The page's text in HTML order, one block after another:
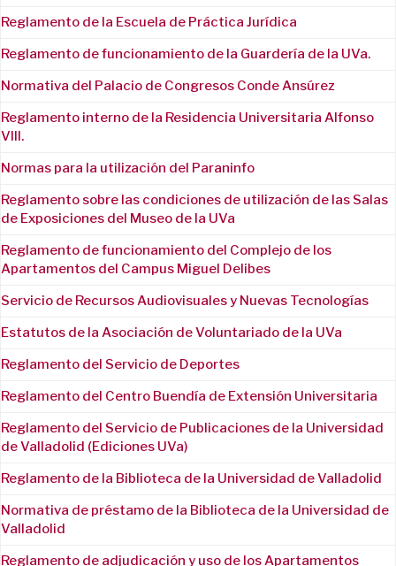
Reglamento de la Escuela de Práctica Jurídica
Reglamento de funcionamiento de la Guardería de la UVa.
Normativa del Palacio de Congresos Conde Ansúrez
Reglamento interno de la Residencia Universitaria Alfonso
VIII.
Normas para la utilización del Paraninfo
Reglamento sobre las condiciones de utilización de las Salas
de Exposiciones del Museo de la UVa
Reglamento de funcionamiento del Complejo de los
Apartamentos del Campus Miguel Delibes
Servicio de Recursos Audiovisuales y Nuevas Tecnologías
Estatutos de la Asociación de Voluntariado de la UVa
Reglamento del Servicio de Deportes
Reglamento del Centro Buendía de Extensión Universitaria
Reglamento del Servicio de Publicaciones de la Universidad
de Valladolid (Ediciones UVa)
Reglamento de la Biblioteca de la Universidad de Valladolid
Normativa de préstamo de la Biblioteca de la Universidad de
Valladolid
Reglamento de adjudicación y uso de los Apartamentos